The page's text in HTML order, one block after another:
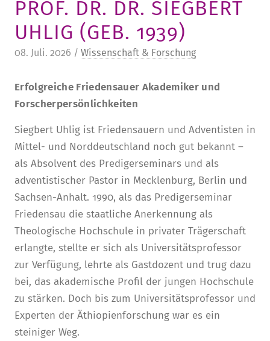
STUDIERENDENPORTAL
LEITUNG & MITARBEITENDE
ALUMNI
PRESSE­INFORMATIONEN
KARRIERE
PROF. DR. DR. SIEGBERT
UHLIG (GEB. 1939)
08. Juli. 2026 / Wissenschaft & Forschung
Erfolgreiche Friedensauer Akademiker und
Forscherpersönlichkeiten
Siegbert Uhlig ist Friedensauern und Adventisten in
Mittel- und Norddeutschland noch gut bekannt –
als Absolvent des Predigerseminars und als
adventistischer Pastor in Mecklenburg, Berlin und
Sachsen-Anhalt. 1990, als das Predigerseminar
Friedensau die staatliche Anerkennung als
Theologische Hochschule in privater Trägerschaft
erlangte, stellte er sich als Universitätsprofessor
zur Verfügung, lehrte als Gastdozent und trug dazu
bei, das akademische Profil der jungen Hochschule
zu stärken. Doch bis zum Universitätsprofessor und
Experten der Äthiopienforschung war es ein
steiniger Weg.